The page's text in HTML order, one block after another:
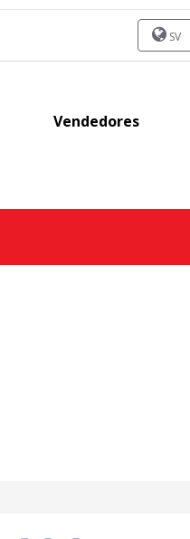
SV
Vendedores